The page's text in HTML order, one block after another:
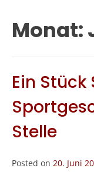
Monat:
Ein Stück
Stelle
Posted on 20. Juni